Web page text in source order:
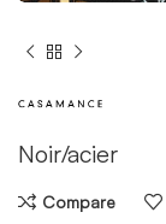
Noir/acier
Compare